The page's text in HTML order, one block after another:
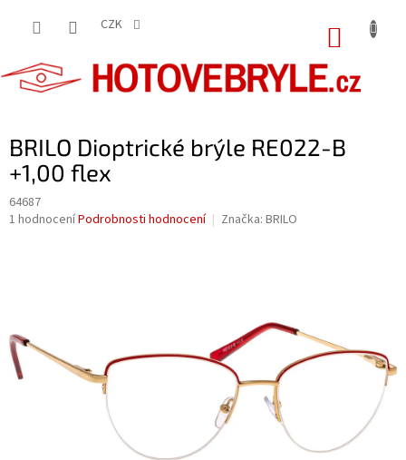
CZK
BRILO Dioptrické brýle RE022-B
+1,00 flex
64687
Průměrné
hvězdiček.
1 hodnoceníPodrobnosti hodnocení Značka: BRILO